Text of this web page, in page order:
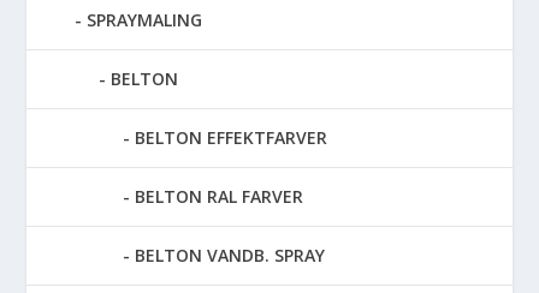
SPRAYMALING
BELTON
BELTON EFFEKTFARVER
BELTON RAL FARVER
BELTON VANDB. SPRAY